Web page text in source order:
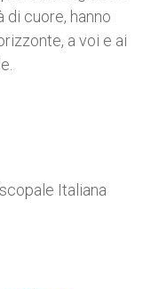
cuore, hanno
a voi e ai
Italiana